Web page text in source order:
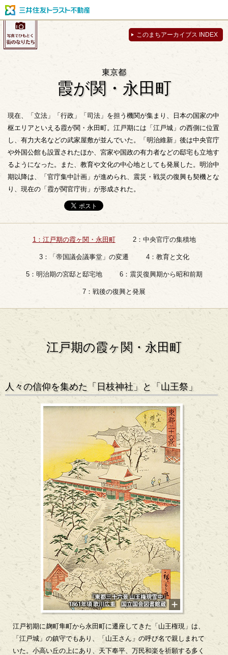
このまちアーカイブス INDEX
東京都
霞が関・永田町
現在、「立法」「行政」「司法」を担う機関が集まり、日本の国家の中
枢エリアといえる霞が関・永田町。江戸期には「江戸城」の西側に位置
し、有力大名などの武家屋敷が並んでいた。「明治維新」後は中央官庁
や外国公館も設置されたほか、宮家や国政の有力者などの邸宅も立地す
るようになった。また、教育や文化の中心地としても発展した。明治中
期以降は、「官庁集中計画」が進められ、震災・戦災の復興も契機とな
り、現在の「霞が関官庁街」が形成された。
1：江戸期の霞ヶ関・永田町 2：中央官庁の集積地
3：「帝国議会議事堂」の変遷 4：教育と文化
5：明治期の宮邸と邸宅地 6：震災復興期から昭和前期
7：戦後の復興と発展
江戸期の霞ヶ関・永田町
人々の信仰を集めた「日枝神社」と「山王祭」
江戸初期に麹町隼町から永田町に遷座してきた「山王権現」は、
「江戸城」の鎮守でもあり、「山王さん」の呼び名で親しまれて
いた。小高い丘の上にあり、天下奉平、万民和楽を祈願する多く